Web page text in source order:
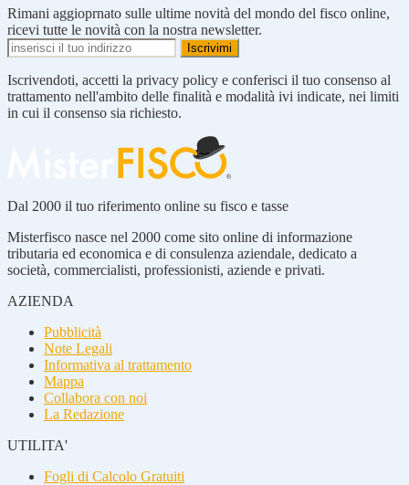
Rimani aggioprnato sulle ultime novità del mondo del fisco online,
ricevi tutte le novità con la nostra newsletter.
Iscrivendoti, accetti la privacy policy e conferisci il tuo consenso al
trattamento nell'ambito delle finalità e modalità ivi indicate, nei limiti
in cui il consenso sia richiesto.
Dal 2000 il tuo riferimento online su fisco e tasse
Misterfisco nasce nel 2000 come sito online di informazione
tributaria ed economica e di consulenza aziendale, dedicato a
società, commercialisti, professionisti, aziende e privati.
AZIENDA
Pubblicità
Note Legali
Informativa al trattamento
Mappa
Collabora con noi
La Redazione
UTILITA'
Fogli di Calcolo Gratuiti